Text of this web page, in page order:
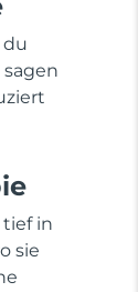
du
in
sie